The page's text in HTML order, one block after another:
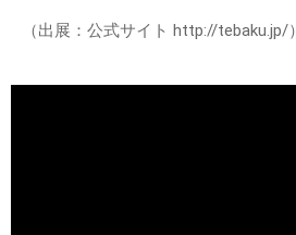
（出展：公式サイト http://tebaku.jp/）